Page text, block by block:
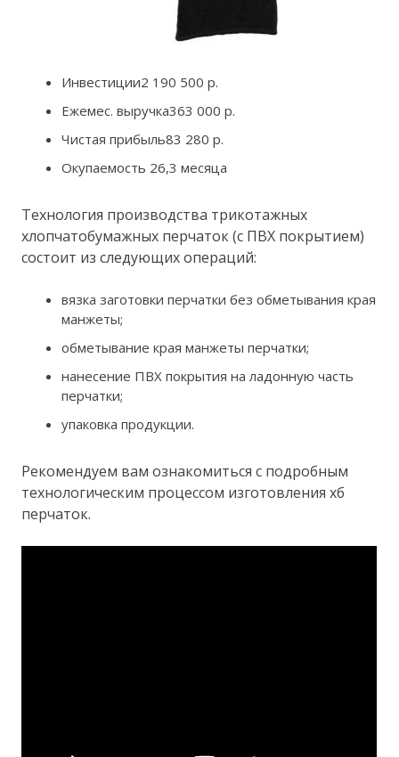
Инвестиции2 190 500 р.
Ежемес. выручка363 000 р.
Чистая прибыль83 280 р.
Окупаемость 26,3 месяца
Технология производства трикотажных
хлопчатобумажных перчаток (с ПВХ покрытием)
состоит из следующих операций:
вязка заготовки перчатки без обметывания края
манжеты;
обметывание края манжеты перчатки;
нанесение ПВХ покрытия на ладонную часть
перчатки;
упаковка продукции.
Рекомендуем вам ознакомиться с подробным
технологическим процессом изготовления хб
перчаток.